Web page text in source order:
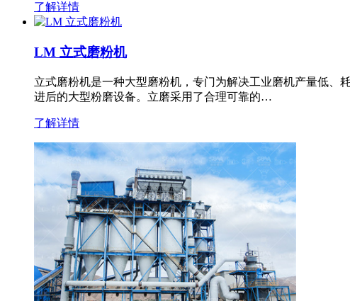
了解详情
LM 立式磨粉机
立式磨粉机是一种大型磨粉机，专门为解决工业磨机产量低、
进后的大型粉磨设备。立磨采用了合理可靠的…
了解详情